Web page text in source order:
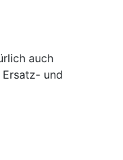
auch
und